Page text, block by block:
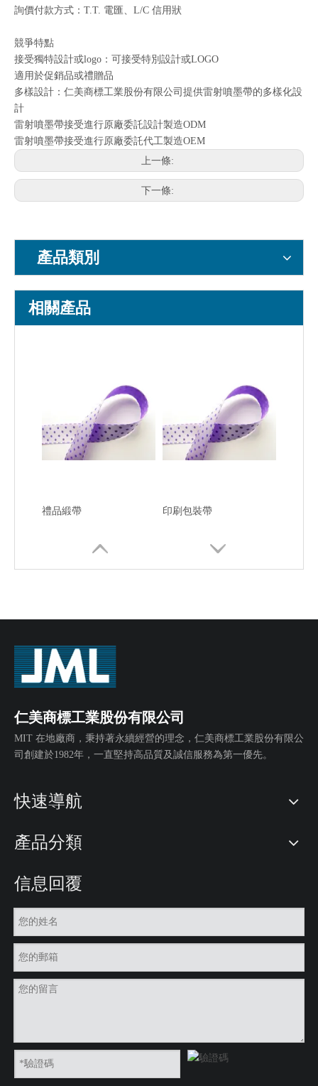
詢價付款方式：T.T. 電匯、L/C 信用狀
競爭特點
接受獨特設計或logo：可接受特別設計或LOGO
適用於促銷品或禮贈品
多樣設計：仁美商標工業股份有限公司提供雷射噴墨帶的多樣化設
計
雷射噴墨帶接受進行原廠委託設計製造ODM
雷射噴墨帶接受進行原廠委託代工製造OEM
上一條:
下一條:
產品類別
相關產品
禮品緞帶 印刷包裝帶
印刷包裝帶 印刷帶
印刷帶
仁美商標工業股份有限公司
MIT 在地廠商，秉持著永續經營的理念，仁美商標工業股份有限公
司創建於1982年，一直堅持高品質及誠信服務為第一優先。
快速導航
產品分類
信息回覆